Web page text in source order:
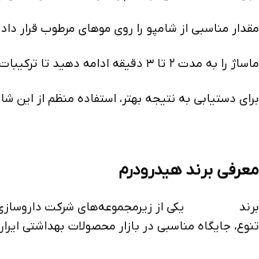
مقدار مناسبی از شامپو را روی موهای مرطوب قرار
ماساژ را به مدت ۲ تا ۳ دقیقه ادامه دهید تا ترکیبات فعال شامپو فرصت اثرگذاری داشته باشند. سپس موها را با آب ولرم به طور کامل آبکشی کنید.
برای دستیابی به نتیجه بهتر، استفاده منظم از این
معرفی برند هیدرودرم
برند
تنوع، جایگاه مناسبی در بازار محصولات بهداشتی